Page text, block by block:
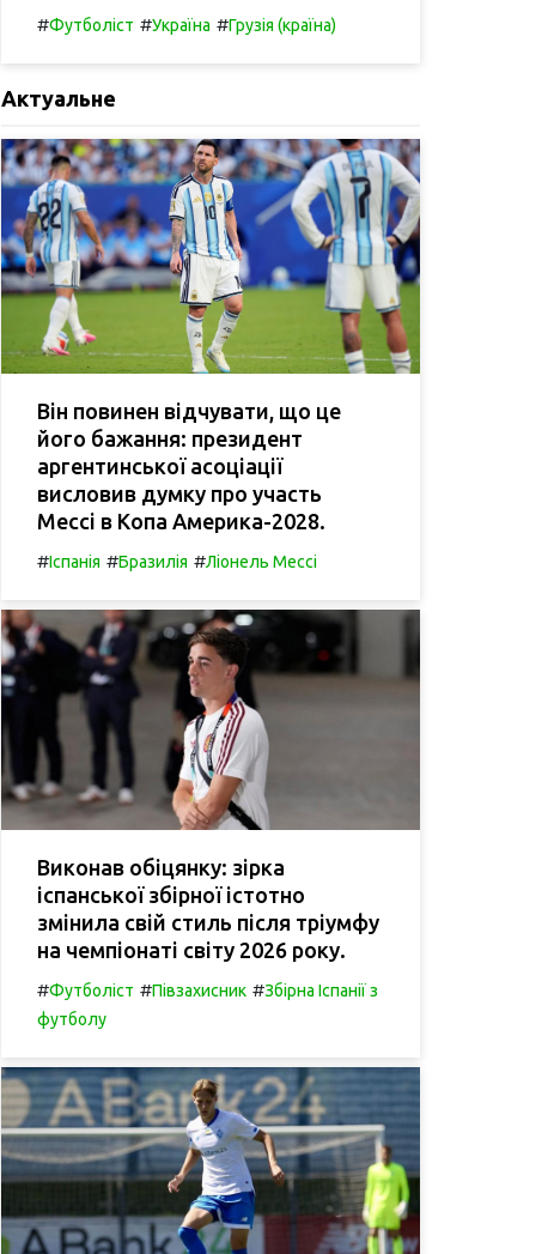
#Футболіст #Україна #Грузія (країна)
Актуальне
Він повинен відчувати, що це
його бажання: президент
аргентинської асоціації
висловив думку про участь
Мессі в Копа Америка-2028.
#Іспанія #Бразилія #Ліонель Мессі
Виконав обіцянку: зірка
іспанської збірної істотно
змінила свій стиль після тріумфу
на чемпіонаті світу 2026 року.
#Футболіст #Півзахисник #Збірна Іспанії з
футболу